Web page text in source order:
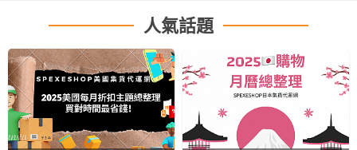
連續假期公告
2026/07/10 (五) SPEX eSHOP 颱風休假公告
SPEX eSHOP 台灣寄往美國商品類郵件包裹服務
調整通知
人氣話題